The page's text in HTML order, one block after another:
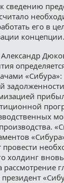
сведению
его в
концепции.
провести
холдинг